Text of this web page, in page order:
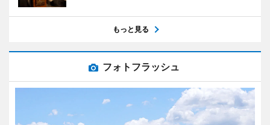
もっと見る
フォトフラッシュ